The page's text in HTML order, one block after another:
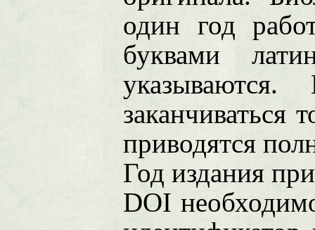
один год
буквами
заканчиваться
приводятся
Год издания
DOI